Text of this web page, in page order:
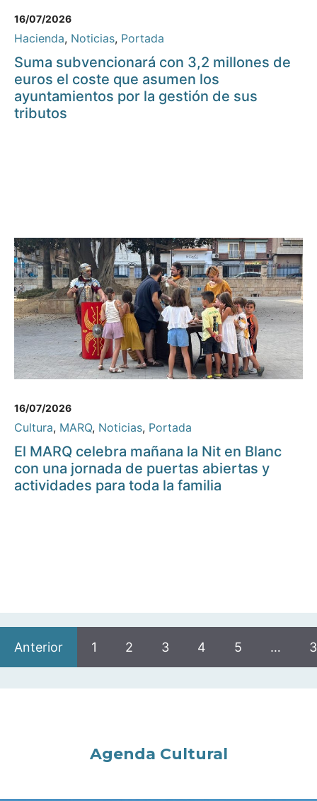
16/07/2026
Hacienda, Noticias, Portada
Suma subvencionará con 3,2 millones de
euros el coste que asumen los
ayuntamientos por la gestión de sus
tributos
16/07/2026
Cultura, MARQ, Noticias, Portada
El MARQ celebra mañana la Nit en Blanc
con una jornada de puertas abiertas y
actividades para toda la familia
Anterior 1 2 3 4 5 …
Agenda Cultural